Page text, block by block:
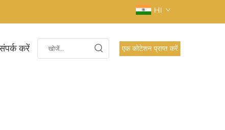
HI
करें एक कोटेशन प्राप्त करें